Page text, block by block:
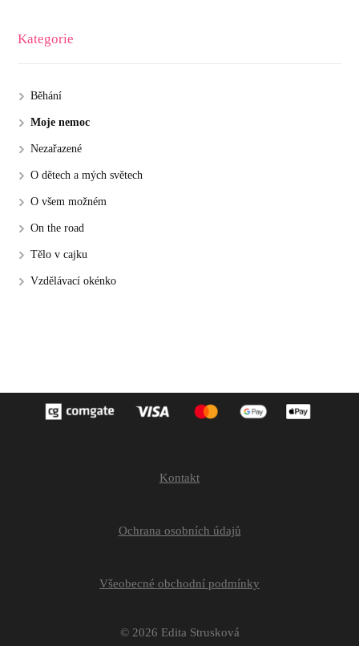
Kategorie
Běhání
Moje nemoc
Nezařazené
O dětech a mých světech
O všem možném
On the road
Tělo v cajku
Vzdělávací okénko
Kontakt
Ochrana osobních údajů
Všeobecné obchodní podmínky
© 2026 Edita Strusková